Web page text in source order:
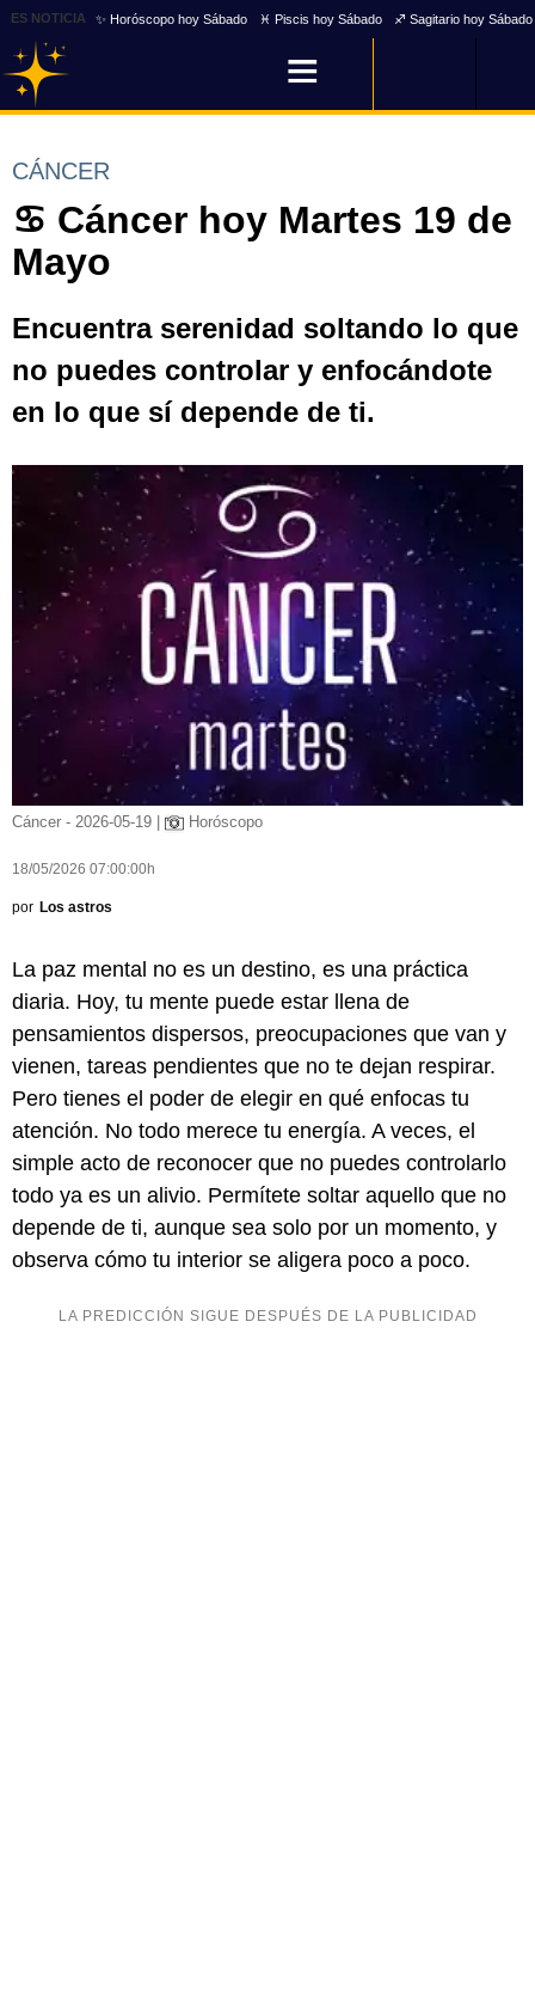
ES NOTICIA ✨ Horóscopo hoy Sábado ♓ Piscis hoy Sábado ♐ Sagitario hoy Sábado
CÁNCER
♋ Cáncer hoy Martes 19 de
Mayo
Encuentra serenidad soltando lo que
no puedes controlar y enfocándote
en lo que sí depende de ti.
Cáncer - 2026-05-19 | Horóscopo
18/05/2026 07:00:00h
por Los astros
La paz mental no es un destino, es una práctica
diaria. Hoy, tu mente puede estar llena de
pensamientos dispersos, preocupaciones que van y
vienen, tareas pendientes que no te dejan respirar.
Pero tienes el poder de elegir en qué enfocas tu
atención. No todo merece tu energía. A veces, el
simple acto de reconocer que no puedes controlarlo
todo ya es un alivio. Permítete soltar aquello que no
depende de ti, aunque sea solo por un momento, y
observa cómo tu interior se aligera poco a poco.